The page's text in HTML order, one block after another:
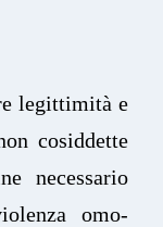
legittimità e
cosiddette
necessario
omo-